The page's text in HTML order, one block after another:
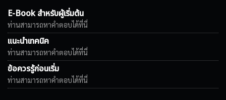
E-Book สำหรับผู้เริ่มต้น
ท่านสามารถหาคำตอบได้ที่นี่
แนะนำเทคนิค
ท่านสามารถหาคำตอบได้ที่นี่
ข้อควรรู้ก่อนเริ่ม
ท่านสามารถหาคำตอบได้ที่นี่